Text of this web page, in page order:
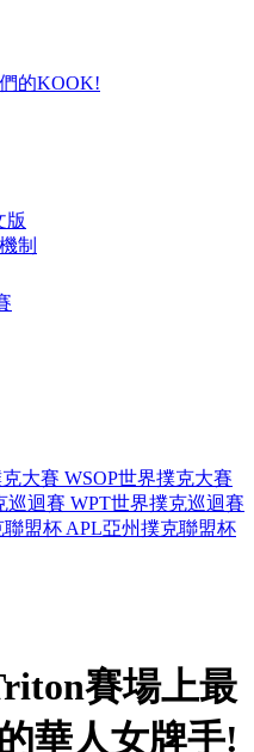
版
制
WSOP世界撲克大賽
WPT世界撲克巡迴賽
APL亞州撲克聯盟杯
賽場上最
華人女牌手!